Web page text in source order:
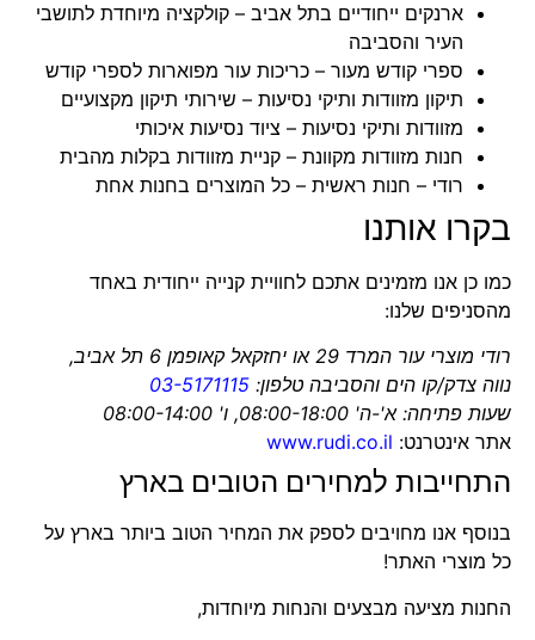
ארנקים ייחודיים בתל אביב – קולקציה מיוחדת לתושבי
העיר והסביבה
ספרי קודש מעור – כריכות עור מפוארות לספרי קודש
תיקון מזוודות ותיקי נסיעות – שירותי תיקון מקצועיים
מזוודות ותיקי נסיעות – ציוד נסיעות איכותי
חנות מזוודות מקוונת – קניית מזוודות בקלות מהבית
רודי – חנות ראשית – כל המוצרים בחנות אחת
בקרו אותנו
כמו כן אנו מזמינים אתכם לחוויית קנייה ייחודית באחד
מהסניפים שלנו:
רודי מוצרי עור המרד 29 או יחזקאל קאופמן 6 תל אביב,
נווה צדק/קו הים והסביבה טלפון: 03-5171115
שעות פתיחה: א'-ה' 08:00-18:00, ו' 08:00-14:00
אתר אינטרנט: www.rudi.co.il
התחייבות למחירים הטובים בארץ
בנוסף אנו מחויבים לספק את המחיר הטוב ביותר בארץ על
כל מוצרי האתר!
החנות מציעה מבצעים והנחות מיוחדות,